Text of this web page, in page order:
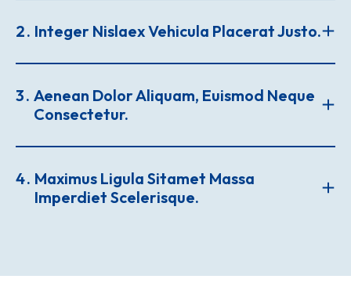
2 Integer Nislaex Vehicula Placerat Justo.
3 Aenean Dolor Aliquam, Euismod Neque
Consectetur.
4 Maximus Ligula Sitamet Massa
Imperdiet Scelerisque.